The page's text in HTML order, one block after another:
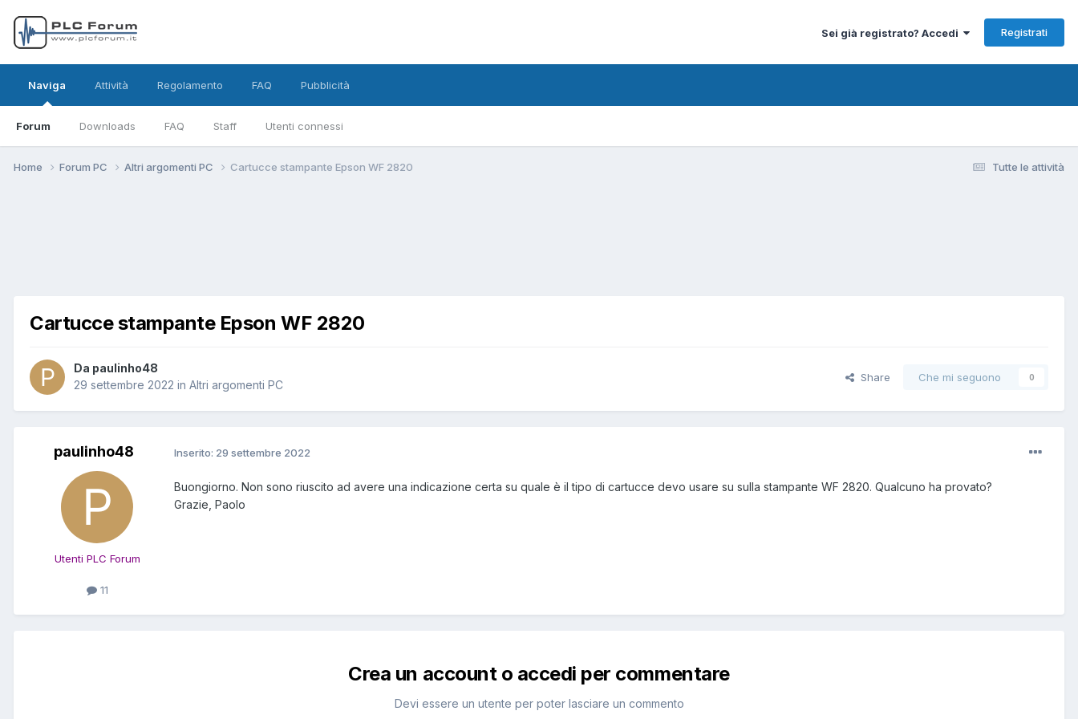
Sei già registrato? Accedi Registrati
Naviga
Forum Downloads FAQ Staff Utenti connessi
Attività Regolamento FAQ Pubblicità
Tutte le attività
Home Forum PC Altri argomenti PC Cartucce stampante Epson WF 2820
Cartucce stampante Epson WF 2820
Da paulinho48
29 settembre 2022 in Altri argomenti PC
Share Che mi seguono 0
paulinho48
Utenti PLC Forum
11
Inserito: 29 settembre 2022
Buongiorno. Non sono riuscito ad avere una indicazione certa su quale è il tipo di cartucce devo usare su sulla stampante WF 2820. Qualcuno ha provato?
Grazie, Paolo
Crea un account o accedi per commentare
Devi essere un utente per poter lasciare un commento